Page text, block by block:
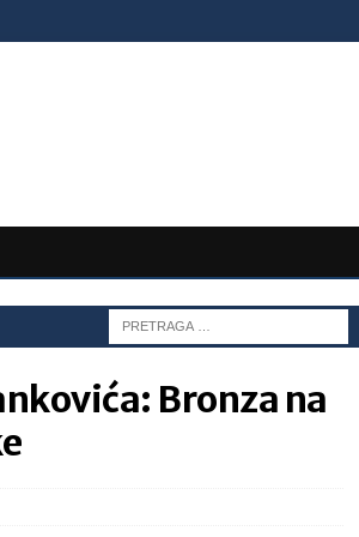
Bronza na